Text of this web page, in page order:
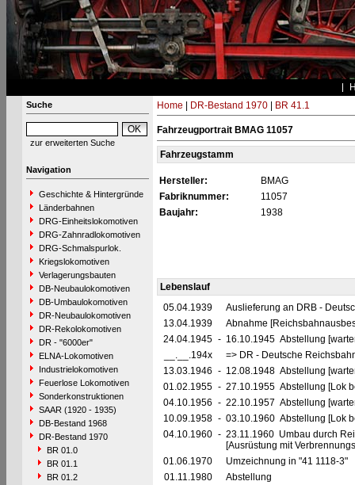
Suche
zur erweiterten Suche
Navigation
Geschichte & Hintergründe
Länderbahnen
DRG-Einheitslokomotiven
DRG-Zahnradlokomotiven
DRG-Schmalspurlok.
Kriegslokomotiven
Verlagerungsbauten
DB-Neubaulokomotiven
DB-Umbaulokomotiven
DR-Neubaulokomotiven
DR-Rekolokomotiven
DR - "6000er"
ELNA-Lokomotiven
Industrielokomotiven
Feuerlose Lokomotiven
Sonderkonstruktionen
SAAR (1920 - 1935)
DB-Bestand 1968
DR-Bestand 1970
BR 01.0
BR 01.1
BR 01.2
Home DR-Bestand 1970| BR 41.1
Fahrzeugportrait BMAG 11057
Fahrzeugstamm
Hersteller:
BMAG
Fabriknummer:
11057
Baujahr:
1938
Lebenslauf
05.04.1939
Auslieferung an DRB -
13.04.1939
Abnahme
24.04.1945 - 16.10.1945 Abstellung
__.__.194x
=> DR - Deutsche
13.03.1946 - 12.08.1948 Abstellung
01.02.1955 - 27.10.1955 Abstellung [Lok
04.10.1956 - 22.10.1957 Abstellung
10.09.1958 - 03.10.1960 Abstellung [Lok
04.10.1960 - 23.11.1960 Umbau durch
[Ausrüstung mit
01.06.1970
Umzeichnung in "41 1118-3"
01.11.1980
Abstellung